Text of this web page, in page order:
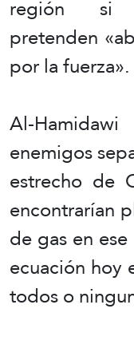
región si
pretenden
por la fuerza».
Al-
enemigos
estrecho de
encontrarían
de gas en
ecuación hoy
todos o